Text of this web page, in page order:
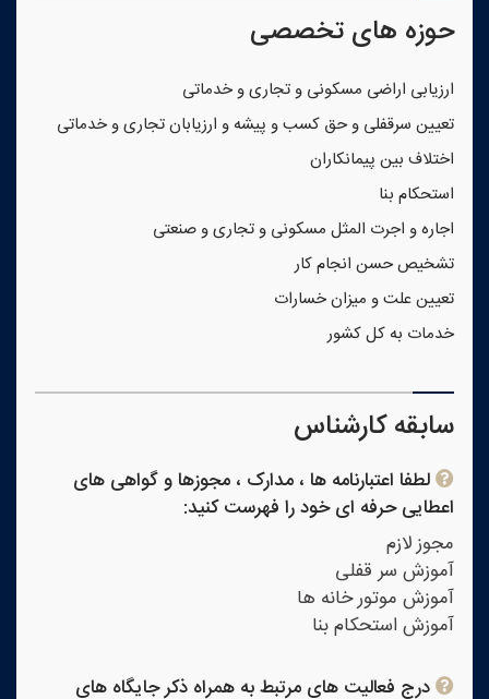
حوزه های تخصصی
ارزیابی اراضی مسکونی و تجاری و خدماتی
تعیین سرقفلی و حق کسب و پیشه و ارزیابان تجاری و خدماتی
اختلاف بین پیمانکاران
استحکام بنا
اجاره و اجرت المثل مسکونی و تجاری و صنعتی
تشخیص حسن انجام کار
تعیین علت و میزان خسارات
خدمات به کل کشور
سابقه کارشناس
لطفا اعتبارنامه ها ، مدارک ، مجوزها و گواهی های
اعطایی حرفه ای خود را فهرست کنید:
مجوز لازم
آموزش سر قفلی
آموزش موتور خانه ها
آموزش استحکام بنا
درج فعالیت های مرتبط به همراه ذکر جایگاه های